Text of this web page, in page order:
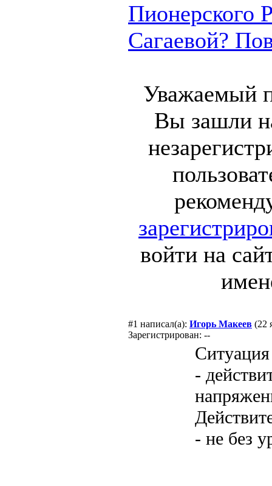
Пионерского
Сагаевой?
Уважаемый
Вы зашли
войти на
#1 написал(а): Игорь Макеев (22
Зарегистрирован: --
-
- не без